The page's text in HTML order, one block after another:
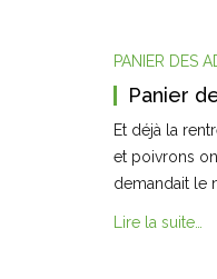
PANIER DES
Panier
Et déjà la
et poivrons
demandait le
Lire la suite…